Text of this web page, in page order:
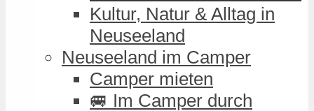
Kultur, Natur & Alltag in
Neuseeland
Neuseeland im Camper
Camper mieten
🚐 Im Camper durch